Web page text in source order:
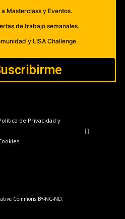
Masterclass y Eventos.
de trabajo semanales.
y LISA Challenge.
de Privacidad y
Commons BY-NC-ND.